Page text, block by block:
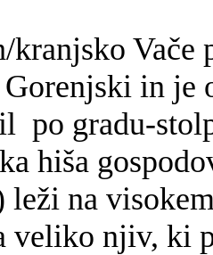
kranjsko Vače
in
po gradu-
hiša
leži na
veliko njiv, ki